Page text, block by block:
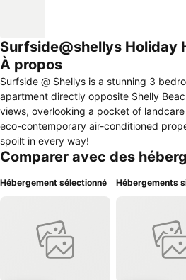
Surfside@shellys Holiday
À propos
Surfside @ Shellys is a stunning 3
apartment directly opposite Shelly
views, overlooking a pocket of
eco-contemporary air-conditioned
spoilt in every way!
Comparer avec des
Hébergement sélectionné Hébergements